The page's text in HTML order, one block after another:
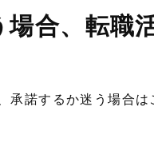
場合、転職
承諾するか迷う場合